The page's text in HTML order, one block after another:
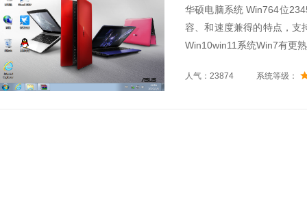
华硕电脑系统 Win764位
容、和速度兼得的特点，支
Win10win11系统Win7有更
人气：23874 系统等级：